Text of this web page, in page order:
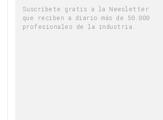
Suscríbete gratis a la Newsletter
que reciben a diario más de 50.000
profesionales de la industria.